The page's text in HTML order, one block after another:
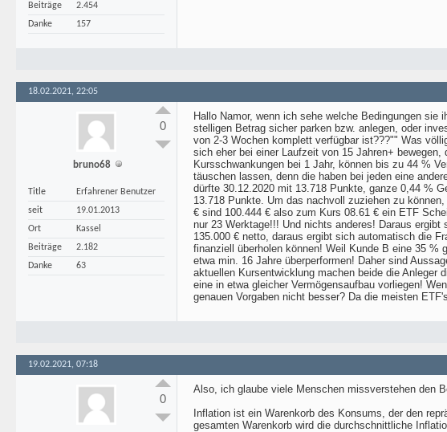
Beiträge
2.454
Danke
157
18.02.2021, 22:05
bruno68
Title
Erfahrener Benutzer
seit
19.01.2013
Ort
Kassel
Beiträge
2.182
Danke
63
0
Hallo Namor, wenn ich sehe welche Bedingungen
stelligen Betrag sicher parken bzw. anlegen, oder
von 2-3 Wochen komplett verfügbar ist???"" Was
sich eher bei einer Laufzeit von 15 Jahren+
Kursschwankungen bei 1 Jahr, können bis zu 44 %
täuschen lassen, denn die haben bei jeden eine
dürfte 30.12.2020 mit 13.718 Punkte, ganze 0,44 %
13.718 Punkte. Um das nachvoll zuziehen zu
€ sind 100.444 € also zum Kurs 08.61 € ein ETF
nur 23 Werktage!!! Und nichts anderes! Daraus
135.000 € netto, daraus ergibt sich automatisch die
finanziell überholen können! Weil Kunde B eine 35
etwa min. 16 Jahre überperformen! Daher sind
aktuellen Kursentwicklung machen beide die Anleger
eine in etwa gleicher Vermögensaufbau vorliegen!
genauen Vorgaben nicht besser? Da die meisten
19.02.2021, 07:18
0
Also, ich glaube viele Menschen missverstehen den
Inflation ist ein Warenkorb des Konsums, der den
gesamten Warenkorb wird die durchschnittliche